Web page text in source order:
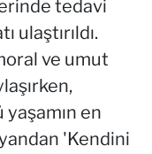
tedavi
ulaştırıldı.
ve umut
en
yandan 'Kendini